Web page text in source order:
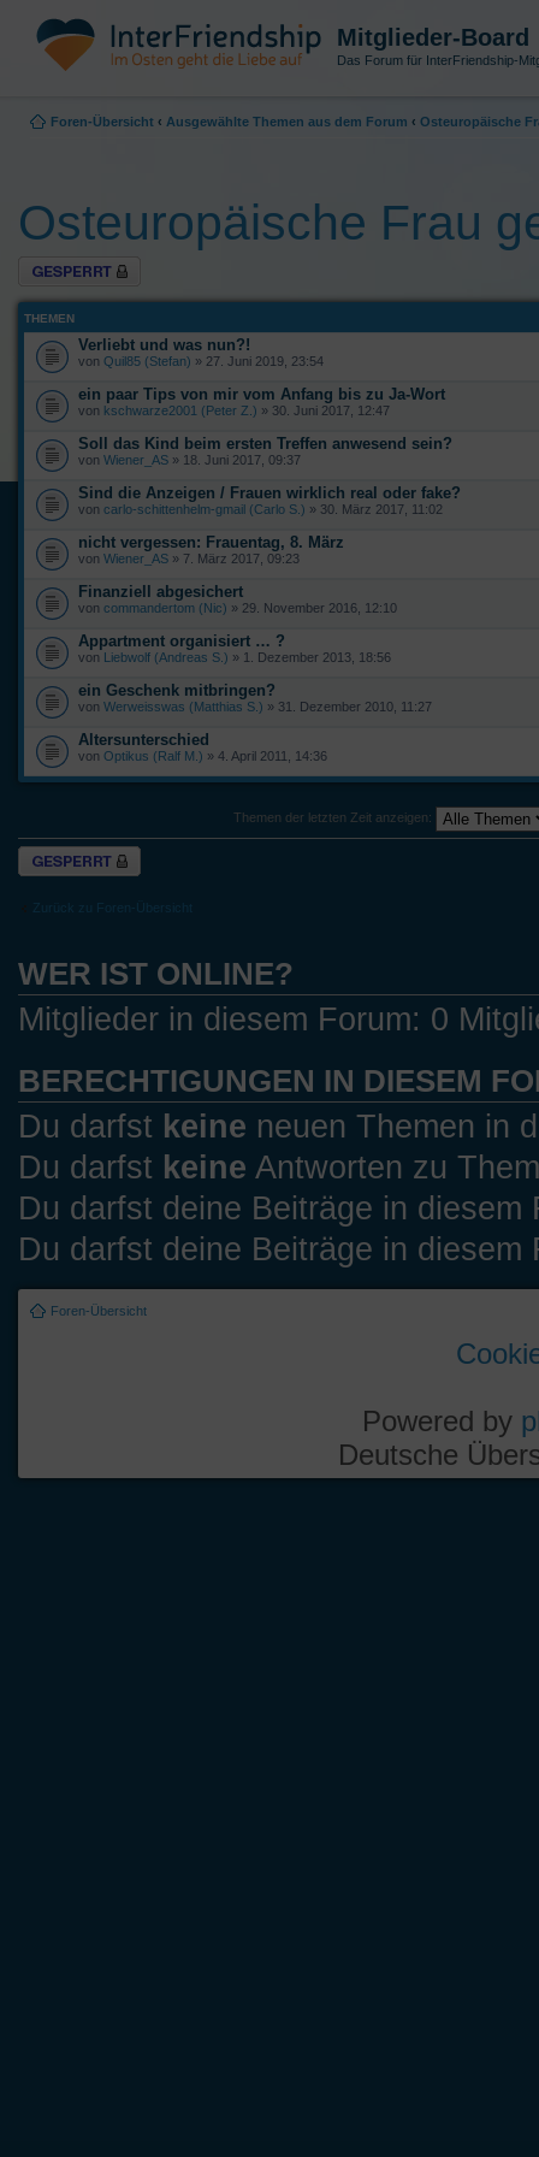
Mitglieder-Board
Das Forum für InterFriendship-
Foren-Übersicht ‹ Ausgewählte Themen aus dem Forum ‹ Osteuropäische
Osteuropäische Frau
Forum gesperrt
THEMEN
Verliebt und was nun?!
von Quil85 (Stefan) » 27. Juni 2019, 23:54
ein paar Tips von mir vom Anfang bis zu Ja-Wort
von kschwarze2001 (Peter Z.) » 30. Juni 2017, 12:47
Soll das Kind beim ersten Treffen anwesend sein?
von Wiener_AS » 18. Juni 2017, 09:37
Sind die Anzeigen / Frauen wirklich real oder fake?
von carlo-schittenhelm-gmail (Carlo S.) » 30. März 2017, 11:02
nicht vergessen: Frauentag, 8. März
von Wiener_AS » 7. März 2017, 09:23
Finanziell abgesichert
von commandertom (Nic) » 29. November 2016, 12:10
Appartment organisiert … ?
von Liebwolf (Andreas S.) » 1. Dezember 2013, 18:56
ein Geschenk mitbringen?
von Werweisswas (Matthias S.) » 31. Dezember 2010, 11:27
Altersunterschied
von Optikus (Ralf M.) » 4. April 2011, 14:36
Themen der letzten Zeit anzeigen:
Forum gesperrt
Zurück zu Foren-Übersicht
WER IST ONLINE?
Mitglieder in diesem Forum: 0
BERECHTIGUNGEN IN DIESEM
Du darfst keine neuen Themen in
Du darfst keine Antworten zu
Du darfst deine Beiträge in diesem
Du darfst deine Beiträge in diesem
Foren-Übersicht
Powered by
Deutsche